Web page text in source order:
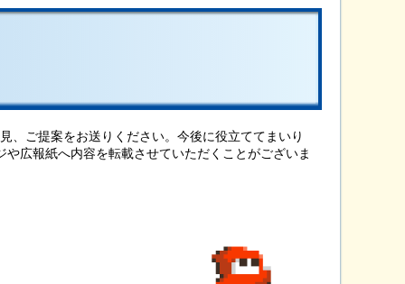
、ご提案をお送りください。今後に役立ててまいり
広報紙へ内容を転載させていただくことがございま